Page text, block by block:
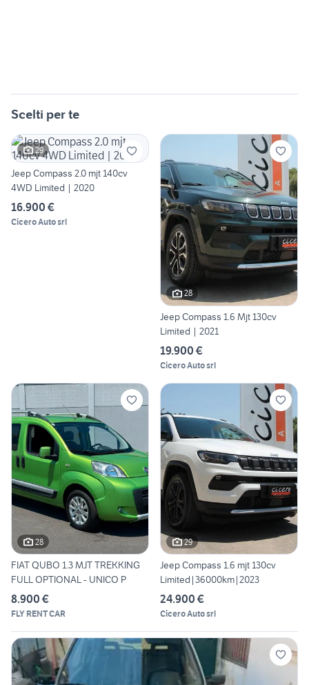
Scelti per te
29
Jeep Compass 2.0 mjt 140cv
4WD Limited | 2020
16.900 €
Cicero Auto srl
28
Jeep Compass 1.6 Mjt 130cv
Limited | 2021
19.900 €
Cicero Auto srl
28
FIAT QUBO 1.3 MJT TREKKING
FULL OPTIONAL - UNICO P
8.900 €
FLY RENT CAR
29
Jeep Compass 1.6 mjt 130cv
Limited|36000km|2023
24.900 €
Cicero Auto srl